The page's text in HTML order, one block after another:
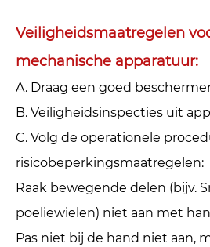
Veiligheidsmaatregelen
mechanische apparatuur: ‌
A. Draag een goed
B. Veiligheidsinspecties uit
C. Volg de operationele
risicobeperkingsmaatregelen: ‌
Raak bewegende delen (bijv.
poeliewielen) niet aan met
Pas niet bij de hand niet aan,